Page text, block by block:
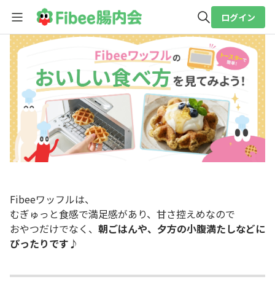
全体検索
ログイン
Fibeeワッフルは、
むぎゅっと食感で満足感があり、甘さ控えめなので
おやつだけでなく、 朝ごはんや、夕方の小腹満たしなどに
ぴったりです♪